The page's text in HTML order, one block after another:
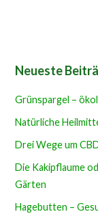
Neueste
Grünspargel –
Natürliche
Drei Wege um
Die Kakipflaume
Gärten
Hagebutten –